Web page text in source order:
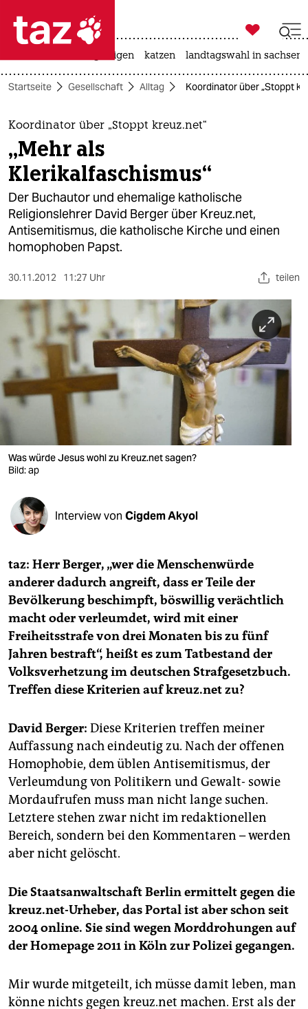
 taz zahl ich
taz zahl ich
themen
politik
öko
gesellschaft
kultur
sport
berlin
nord
wahrheit
verlag
veranstaltungen
fragen & hilfe
unterstützen
abo
genossenschaft
epaper login

taz zahl ich
bergsteigen katzen landtagswahl in
Startseite Gesellschaft Alltag Koordinator über „Stoppt
Koordinator über „Stoppt kreuz.net“
„Mehr als
Klerikalfaschismus“
Der Buchautor und ehemalige katholische
Religionslehrer David Berger über Kreuz.net,
Antisemitismus, die katholische Kirche und einen
homophoben Papst.
30.11.2012 11:27 Uhr teilen
Was würde Jesus wohl zu Kreuz.net sagen?
Bild: ap
Interview von Cigdem Akyol
taz: Herr Berger, „wer die Menschenwürde
anderer dadurch angreift, dass er Teile der
Bevölkerung beschimpft, böswillig verächtlich
macht oder verleumdet, wird mit einer
Freiheitsstrafe von drei Monaten bis zu fünf
Jahren bestraft“, heißt es zum Tatbestand der
Volksverhetzung im deutschen Strafgesetzbuch.
Treffen diese Kriterien auf kreuz.net zu?
David Berger: Diese Kriterien treffen meiner
Auffassung nach eindeutig zu. Nach der offenen
Homophobie, dem üblen Antisemitismus, der
Verleumdung von Politikern und Gewalt- sowie
Mordaufrufen muss man nicht lange suchen.
Letztere stehen zwar nicht im redaktionellen
Bereich, sondern bei den Kommentaren – werden
aber nicht gelöscht.
Die Staatsanwaltschaft Berlin ermittelt gegen die
kreuz.net-Urheber, das Portal ist aber schon seit
2004 online. Sie sind wegen Morddrohungen auf
der Homepage 2011 in Köln zur Polizei gegangen.
Mir wurde mitgeteilt, ich müsse damit leben, man
könne nichts gegen kreuz.net machen. Erst als der